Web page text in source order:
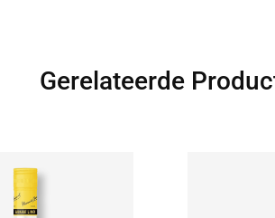
Gerelateerde